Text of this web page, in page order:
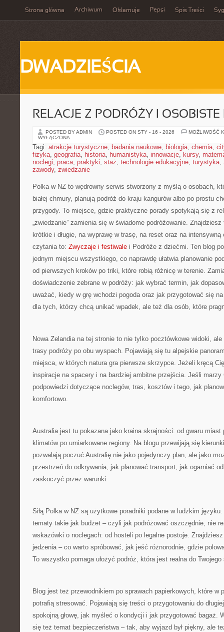
Strona główna Archiwum Okłamuje Pepsi Spis Treści
DWADZIEŚCIA
RELACJE Z PODRÓŻY I OSOBISTE
POSTED BY ADMIN POSTED ON STY - 16 - 2026
MOŻLIWOŚĆ
WYŁĄCZONA
Tagi: atrakcje turystyczne, badania naukowe, biologia, chemia,
fizyka, geografia, historia, humanistyka, innowacje, kursy,
noclegi, praca, praktyki, staż, technologie edukacyjne, turystyka,
zawody, zwiedzanie
Polka w NZ to wędrowny serwis stworzony z myślą o osobach,
białej chmury, planują podróż do kraju kangurów albo po prostu
przygody. To miejsce, gdzie praktyczne porady spotykają się z
„zwiedzanie” zamienia się w świadome podróżowanie.
krótkie i długie, na wyprawę w trasę, na reset oraz na
czytania to: Zwyczaje i festiwale i Podróże z dziećmi. Ten blog
jednym miejscu wszystkiego, co naprawdę ułatwia planowanie
od pierwszych kroków po triki, które robią różnicę w terenie.
doświadczenie zebrane w podróży: jak wybrać termin, jak
uważać, kiedy w grę wchodzi pogoda oraz jak przygotować się
dla tych, którzy chcą unikać wpadek, ale też dla osób, które
Nowa Zelandia na tej stronie to nie tylko pocztówkowe widoki,
trasy podróży po obu wyspach. Pojawiają się tu alpejskie
miejsca, w których natura gra pierwsze skrzypce. Jeżeli kręcą
inspiracje na spacery i na bardziej ambitne przejścia. Jeśli
podpowiedzi dotyczące noclegów, tras, kosztów i tego, jak
komfortowo.
Australia jest tu pokazana jako kraina skrajności: od gwaru miast
klimatów po umiarkowane regiony. Na blogu przewijają się
pozwalają poczuć Australię nie jako pojedynczy plan, ale jako
przestrzeń do odkrywania, jak planować transport, jak ogarniać
zaskoczyć przez warunki.
Siłą Polka w NZ są użytkowe poradniki podane w ludzkim
tematy takie jak budżet – czyli jak podróżować oszczędnie, nie
wskazówki o noclegach: od hosteli po legalne postoje.
jedzenia – co warto spróbować, jak jeść różnorodnie, gdzie
To wszystko pomaga ułożyć podróż, która jest realna do Twojego
Blog jest też przewodnikiem po sprawach papierkowych, które w
potrafią stresować. Pojawiają się treści o przygotowaniu do
spokojną głowę, jak myśleć o kondycji i jak przygotować bagaż.
się też temat bezpieczeństwa – tak, aby wyjazd był piękny, ale